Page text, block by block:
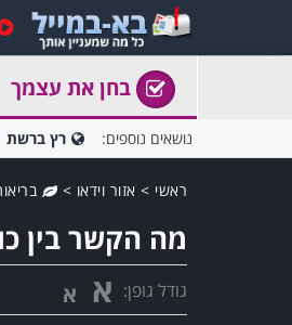
בחן את עצמך
נושאים נוספים: רץ ברשת
ראשי > אזור וידאו >
מה הקשר בין
גודל גופן: א א